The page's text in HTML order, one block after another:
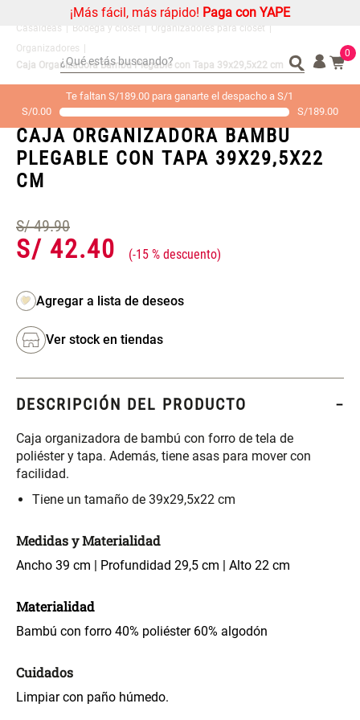
¡Más fácil, más rápido! Paga con YAPE
¿Qué estás buscando? 0
¿Qué estás buscando?
Te faltan S/189.00 para ganarte el despacho a S/1
S/0.00 S/189.00
Bodega y clóset
Organizadores para clóset
Organizadores
Caja Organizadora Bambú Plegable con Tapa 39x29,5x22 cm
SKU 3227662000019
CAJA ORGANIZADORA BAMBÚ
PLEGABLE CON TAPA 39X29,5X22
CM
S/ 49.90
S/ 42.40 -15 %
Ver stock en tiendas
DESCRIPCIÓN DEL PRODUCTO
Caja organizadora de bambú con forro de tela de
poliéster y tapa. Además, tiene asas para mover con
facilidad.
Tiene un tamaño de 39x29,5x22 cm
Medidas y Materialidad
Ancho 39 cm | Profundidad 29,5 cm | Alto 22 cm
Materialidad
Bambú con forro 40% poliéster 60% algodón
Cuidados
Limpiar con paño húmedo.
Mueble MDF y Madera Bambú
Inodoro con Puerta 65x28x171
cm
Set Sábanas Algodón satín 240
S/ 169.00 S/ 143.65
Almohada Memory + Gel
S/ 124.00
S/ 69.90S/ 59.40 S/ 169.00 S/ 135.20
Comoda Bambú con Puertas 80
x 33 x 80 cm
Cojin
Alfombra
Niños
Almohada
Mantel
Sabanas
Individuales
Cojin
Alfombra
Niños
Almohada
Mantel
Sabanas
Individuales